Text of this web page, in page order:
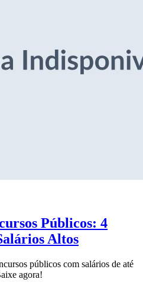
Públicos: 4
Altos
públicos com salários de até
agora!